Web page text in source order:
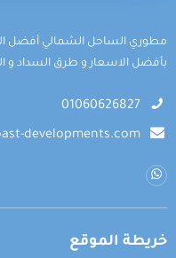
مطوري الساحل الشمالي أفضل
بأفضل الاسعار و طرق السداد و
01060626827
developments.com
خريطة الموقع